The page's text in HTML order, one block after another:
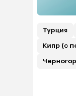
Турция
Кипр (с